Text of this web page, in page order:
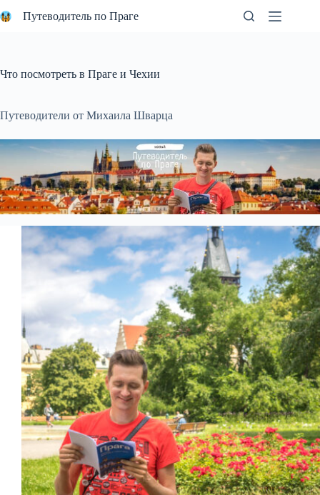
к
Путеводитель по Праге
Что посмотреть в Праге и Чехии
Путеводители от Михаила Шварца